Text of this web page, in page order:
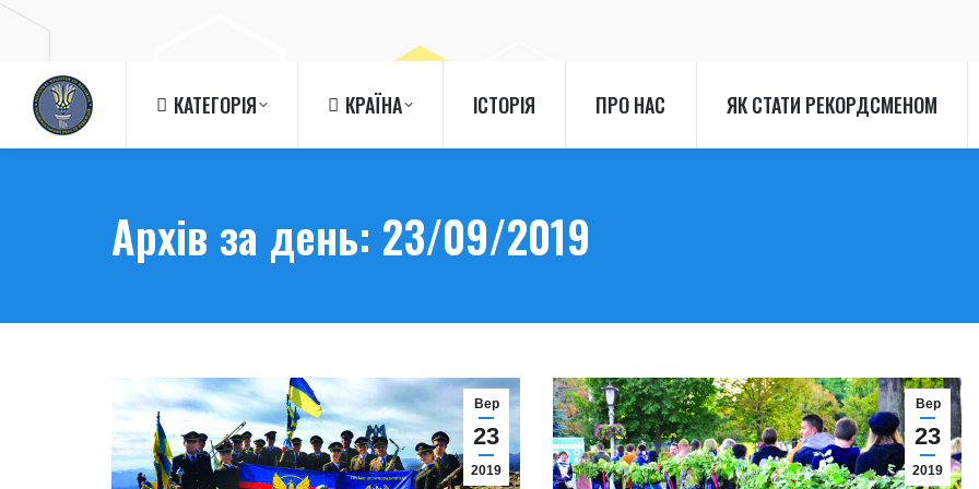
КАТЕГОРІЯ КРАЇНА ІСТОРІЯ ПРО НАС ЯК СТАТИ РЕКОРДСМЕНОМ
Архів за день: 23/09/2019
Вер
23
2019
Вер
23
2019